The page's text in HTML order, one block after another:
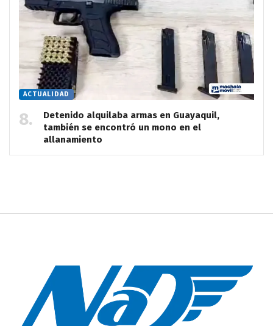
ACTUALIDAD
Detenido alquilaba armas en Guayaquil,
también se encontró un mono en el
allanamiento